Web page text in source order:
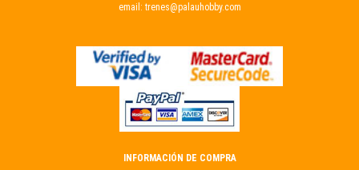
email: trenes@palauhobby.com
INFORMACIÓN DE COMPRA